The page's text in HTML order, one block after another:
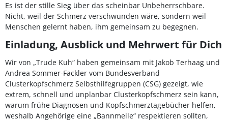
Es ist der stille Sieg über das scheinbar Unbeherrschbare.
Nicht, weil der Schmerz verschwunden wäre, sondern weil
Menschen gelernt haben, ihm gemeinsam zu begegnen.
Einladung, Ausblick und Mehrwert für Dich
Wir von „Trude Kuh“ haben gemeinsam mit Jakob Terhaag und
Andrea Sommer-Fackler vom Bundesverband
Clusterkopfschmerz Selbsthilfegruppen (CSG) gezeigt, wie
extrem, schnell und unplanbar Clusterkopfschmerz sein kann,
warum frühe Diagnosen und Kopfschmerztagebücher helfen,
weshalb Angehörige eine „Bannmeile“ respektieren sollten,